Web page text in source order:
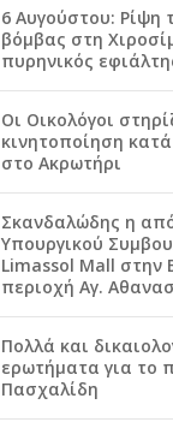
6 Αυγούστου: Ρίψη
βόμβας στη
πυρηνικός
Οι Οικολόγοι
κινητοποίηση
στο Ακρωτήρι
Σκανδαλώδης η
Υπουργικού
Limassol Mall στην
περιοχή Αγ.
Πολλά και
ερωτήματα για το
Πασχαλίδη